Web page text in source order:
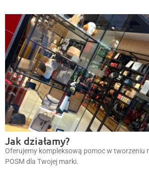
Jak działamy?
Oferujemy kompleksową pomoc w tworzeniu
POSM dla Twojej marki.